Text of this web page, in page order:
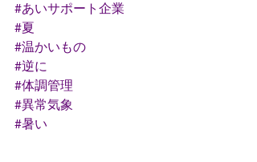
#あいサポート企業
#夏
#温かいもの
#逆に
#体調管理
#異常気象
#暑い